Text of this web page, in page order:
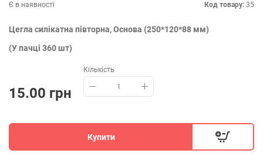
Є в наявності Код товару: 35
Цегла силікатна півторна, Основа (250*120*88 мм)
(У пачці 360 шт)
15.00 грн
Кількість
Купити